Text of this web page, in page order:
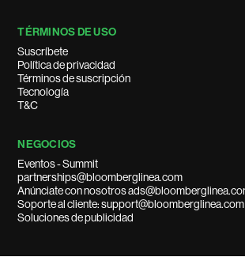
TÉRMINOS DE USO
Suscríbete
Política de privacidad
Términos de suscripción
Tecnología
T&C
NEGOCIOS
Eventos - Summit
partnerships@bloomberglinea.com
Anúnciate con nosotros
Soporte al cliente: support@bloomberglinea.com
Soluciones de publicidad